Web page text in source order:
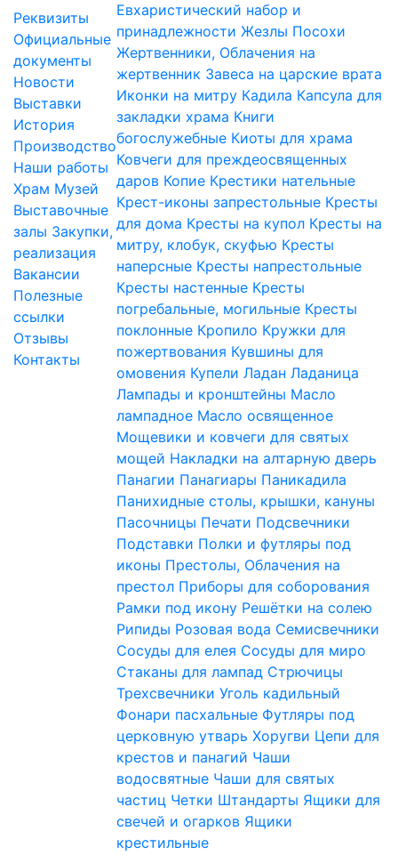
Реквизиты
Официальные
документы
Новости
Выставки
История
Производство
Наши работы
Храм Музей
Выставочные
залы Закупки,
реализация
Вакансии
Полезные
ссылки
Отзывы
Контакты
Евхаристический набор и
принадлежности Жезлы Посохи
Жертвенники, Облачения на
жертвенник Завеса на царские врата
Иконки на митру Кадила Капсула для
закладки храма Книги
богослужебные Киоты для храма
Ковчеги для преждеосвященных
даров Копие Крестики нательные
Крест-иконы запрестольные Кресты
для дома Кресты на купол Кресты на
митру, клобук, скуфью Кресты
наперсные Кресты напрестольные
Кресты настенные Кресты
погребальные, могильные Кресты
поклонные Кропило Кружки для
пожертвования Кувшины для
омовения Купели Ладан Ладаница
Лампады и кронштейны Масло
лампадное Масло освященное
Мощевики и ковчеги для святых
мощей Накладки на алтарную дверь
Панагии Панагиары Паникадила
Панихидные столы, крышки, кануны
Пасочницы Печати Подсвечники
Подставки Полки и футляры под
иконы Престолы, Облачения на
престол Приборы для соборования
Рамки под икону Решётки на солею
Рипиды Розовая вода Семисвечники
Сосуды для елея Сосуды для миро
Стаканы для лампад Стрючицы
Трехсвечники Уголь кадильный
Фонари пасхальные Футляры под
церковную утварь Хоругви Цепи для
крестов и панагий Чаши
водосвятные Чаши для святых
частиц Четки Штандарты Ящики для
свечей и огарков Ящики
крестильные